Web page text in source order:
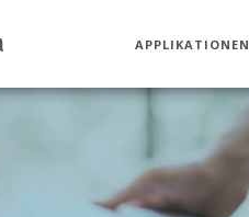
APPLIKATIONEN